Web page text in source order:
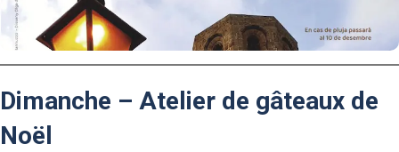
Dimanche – Atelier de gâteaux de
Noël